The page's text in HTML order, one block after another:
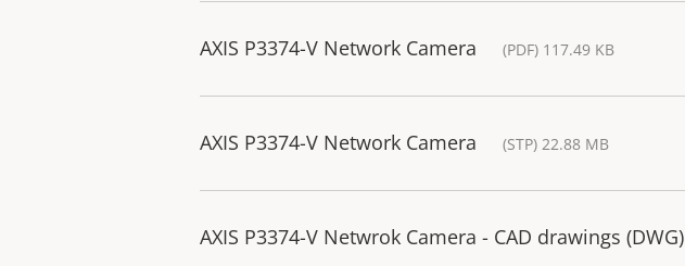
AXIS P3374-V Network Camera (PDF) 117.49 KB
AXIS P3374-V Network Camera (STP) 22.88 MB
AXIS P3374-V Netwrok Camera - CAD drawings (DWG)